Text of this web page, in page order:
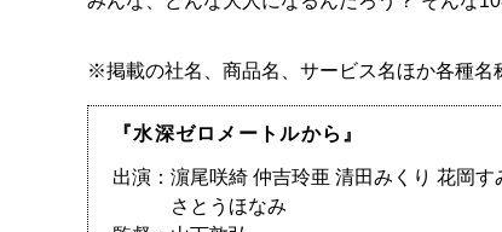
※掲載の社名、商品名、サービス名ほか各種名
『水深ゼロメートルから』
出演：濵尾咲綺 仲吉玲亜 清田みくり 花岡す
さとうほなみ